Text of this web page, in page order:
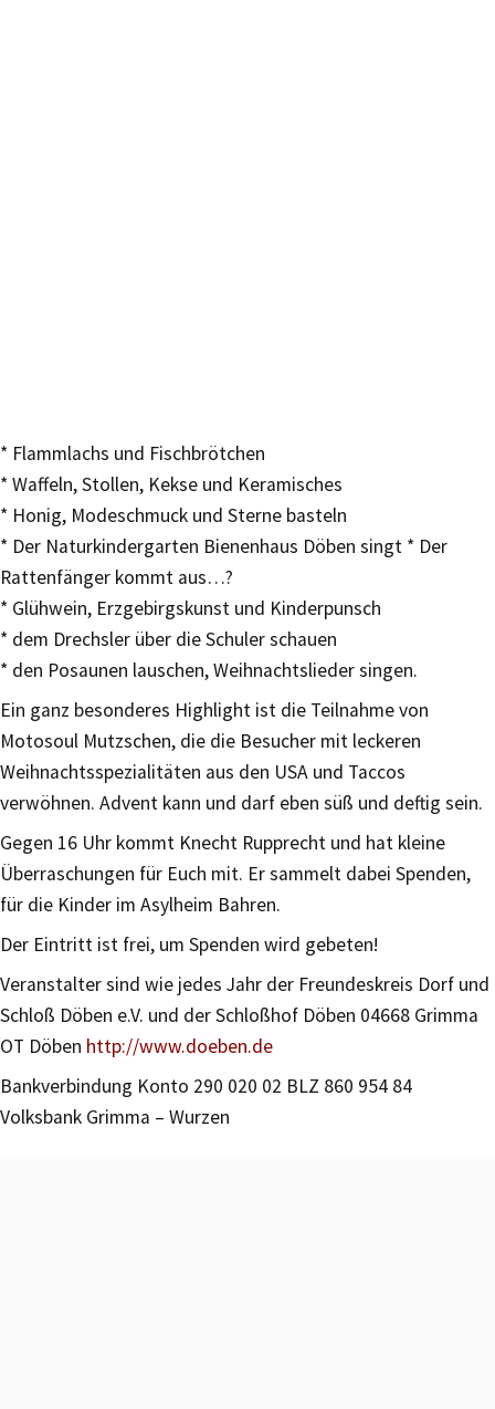
* Flammlachs und Fischbrötchen
* Waffeln, Stollen, Kekse und Keramisches
* Honig, Modeschmuck und Sterne basteln
* Der Naturkindergarten Bienenhaus Döben singt * Der
Rattenfänger kommt aus…?
* Glühwein, Erzgebirgskunst und Kinderpunsch
* dem Drechsler über die Schuler schauen
* den Posaunen lauschen, Weihnachtslieder singen.
Ein ganz besonderes Highlight ist die Teilnahme von
Motosoul Mutzschen, die die Besucher mit leckeren
Weihnachtsspezialitäten aus den USA und Taccos
verwöhnen. Advent kann und darf eben süß und deftig sein.
Gegen 16 Uhr kommt Knecht Rupprecht und hat kleine
Überraschungen für Euch mit. Er sammelt dabei Spenden,
für die Kinder im Asylheim Bahren.
Der Eintritt ist frei, um Spenden wird gebeten!
Veranstalter sind wie jedes Jahr der Freundeskreis Dorf und
Schloß Döben e.V. und der Schloßhof Döben 04668 Grimma
OT Döben http://www.doeben.de
Bankverbindung Konto 290 020 02 BLZ 860 954 84
Volksbank Grimma – Wurzen